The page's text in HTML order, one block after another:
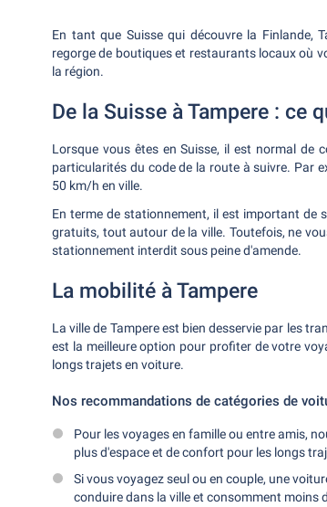
En tant que Suisse qui découvre la Finlande,
regorge de boutiques et restaurants locaux où
la région.
De la Suisse à Tampere : ce
Lorsque vous êtes en Suisse, il est normal de
particularités du code de la route à suivre. Par
50 km/h en ville.
En terme de stationnement, il est important de
gratuits, tout autour de la ville. Toutefois, ne
stationnement interdit sous peine d'amende.
La mobilité à Tampere
La ville de Tampere est bien desservie par les
est la meilleure option pour profiter de votre
longs trajets en voiture.
Nos recommandations de catégories de
Pour les voyages en famille ou entre amis,
plus d'espace et de confort pour les longs
Si vous voyagez seul ou en couple, une
conduire dans la ville et consomment moins